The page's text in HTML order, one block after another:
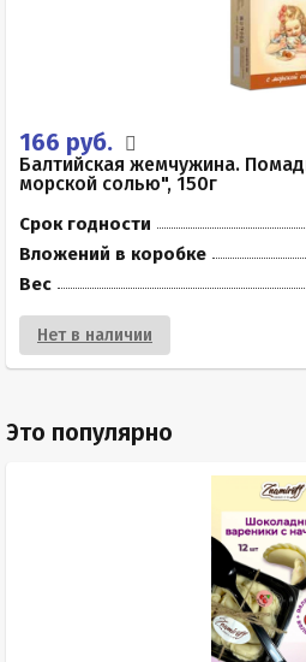
166 руб.
Балтийская жемчужина.
морской солью", 150г
Срок годности
Вложений в коробке
Вес
Нет в наличии
Это популярно